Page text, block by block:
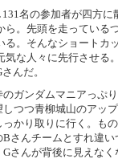
名の参加者が四方に
。先頭を走っている
。そんなショートカ
な人々に先行させる
んだ。
のガンダムマニアっぷ
しつつ青柳城山のアッ
っかり取りに行く。も
Bさんチームとすれ違
Gさんが背後に見えなく